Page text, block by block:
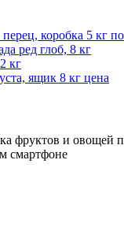
коробка 5 кг
ред глоб, 8 кг
кг
ящик 8 кг ценa
фруктов и овощей
смартфоне